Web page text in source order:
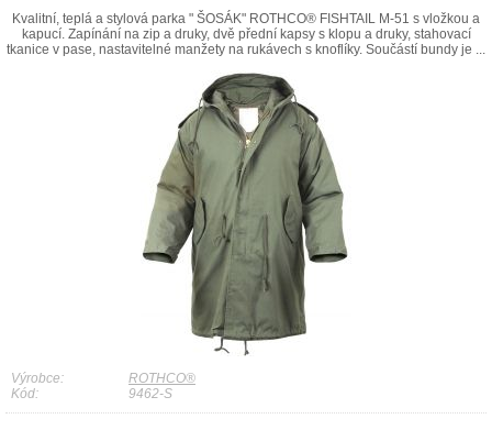
Kvalitní, teplá a stylová parka " ŠOSÁK" ROTHCO® FISHTAIL M-51 s vložkou a
kapucí. Zapínání na zip a druky, dvě přední kapsy s klopu a druky, stahovací
tkanice v pase, nastavitelné manžety na rukávech s knoflíky. Součástí bundy je ...
Výrobce:
ROTHCO®
Kód:
9462-S